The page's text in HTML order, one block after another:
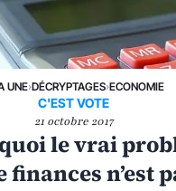
UNE›DÉCRYPTAGES›ECONOMIE
C'EST VOTE
21 octobre 2017
le vrai
finances n’est